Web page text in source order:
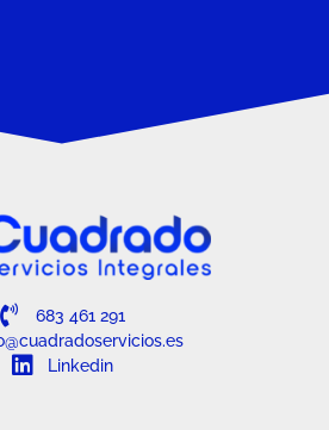
683 461 291
Linkedin